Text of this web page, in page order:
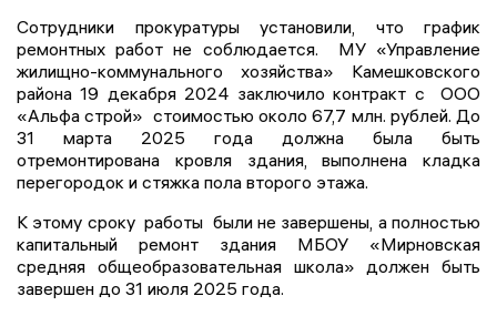
Сотрудники прокуратуры установили, что график
ремонтных работ не соблюдается. МУ «Управление
жилищно-коммунального хозяйства» Камешковского
района 19 декабря 2024 заключило контракт с ООО
«Альфа строй» стоимостью около 67,7 млн. рублей. До
31 марта 2025 года должна была быть
отремонтирована кровля здания, выполнена кладка
перегородок и стяжка пола второго этажа.
К этому сроку работы были не завершены, а полностью
капитальный ремонт здания МБОУ «Мирновская
средняя общеобразовательная школа» должен быть
завершен до 31 июля 2025 года.